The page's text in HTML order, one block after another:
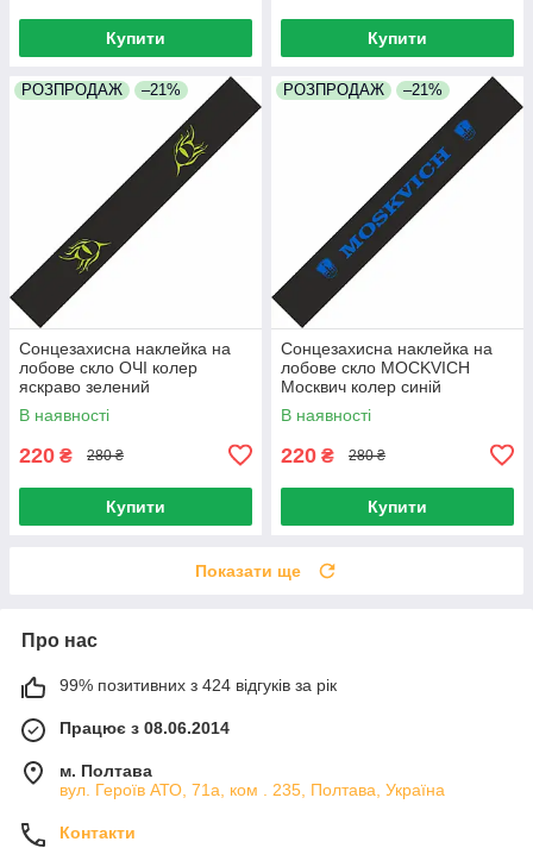
Купити Купити
РОЗПРОДАЖ –21%
Сонцезахисна наклейка на
лобове скло ОЧІ колер
яскраво зелений
В наявності
220 ₴ 280 ₴
Купити
РОЗПРОДАЖ –21%
Сонцезахисна наклейка на
лобове скло MOCKVICH
Москвич колер синій
В наявності
220 ₴ 280 ₴
Купити
Показати ще
Про нас
99% позитивних з 424 відгуків за рік
Працює з 08.06.2014
м. Полтава
вул. Героїв АТО, 71а, ком . 235, Полтава, Україна
Контакти